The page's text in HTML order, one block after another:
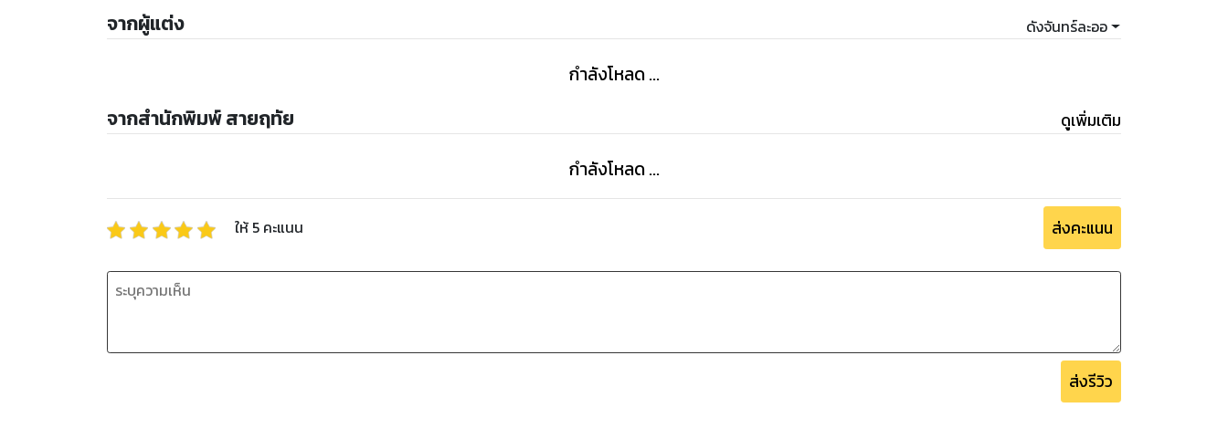
จากผู้แต่ง ดังจันทร์ละออ
กำลังโหลด ...
จากสำนักพิมพ์ สายฤทัย ดูเพิ่มเติม
กำลังโหลด ...
ให้ 5 คะแนน ส่งคะแนน
ส่งรีวิว